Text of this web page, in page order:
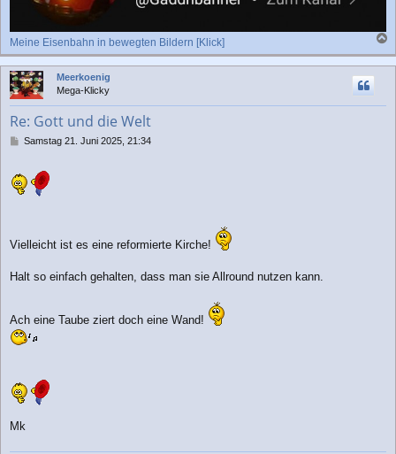
Meine Eisenbahn in bewegten Bildern [Klick]
a
c
Meerkoenig
Mega-Klicky
Re: Gott und die Welt
B
t
r
Samstag 21. Juni 2025, 21:34
Vielleicht ist es eine reformierte Kirche!
Halt so einfach gehalten, dass man sie Allround nutzen kann.
Ach eine Taube ziert doch eine Wand!
Mk